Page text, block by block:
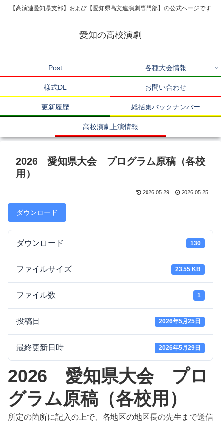
【高演連愛知県支部】および【愛知県高文連演劇専門部】の公式ページです
愛知の高校演劇
Post 各種大会情報
様式DL お問い合わせ
更新履歴 総括集バックナンバー
高校演劇上演情報
2026 愛知県大会 プログラム原稿（各校
用）
2026.05.29 2026.05.25
ダウンロード
ダウンロード 130
ファイルサイズ 23.55 KB
ファイル数 1
投稿日 2026年5月25日
最終更新日時 2026年5月29日
2026 愛知県大会 プロ
グラム原稿（各校用）
所定の箇所に記入の上で、各地区の地区長の先生まで送信